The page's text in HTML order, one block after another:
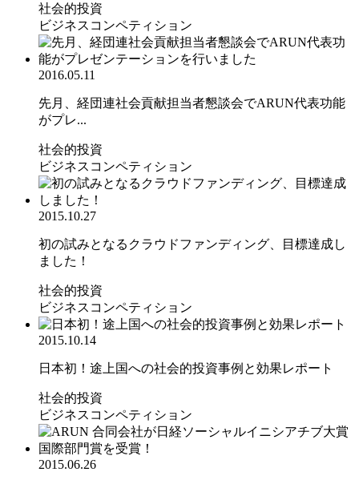
社会的投資
ビジネスコンペティション
2016.05.11
先月、経団連社会貢献担当者懇談会でARUN代表功能
がプレ...
社会的投資
ビジネスコンペティション
2015.10.27
初の試みとなるクラウドファンディング、目標達成し
ました！
社会的投資
ビジネスコンペティション
2015.10.14
日本初！途上国への社会的投資事例と効果レポート
社会的投資
ビジネスコンペティション
2015.06.26